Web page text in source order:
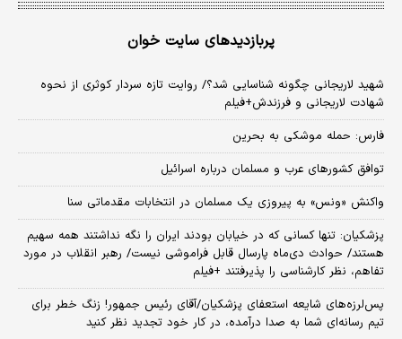
پربازدیدهای سایت خوان
شهید لاریجانی چگونه شناسایی شد؟/ روایت تازه سردار کوثری از نحوه
شهادت لاریجانی و فرزندش+فیلم
فارس: حمله موشکی به بحرین
توافق کشورهای عرب و مسلمان درباره اسرائیل
واکنش «ونس» به پیروزی یک مسلمان در انتخابات مقدماتی سنا
پزشکیان: تنها کسانی که در خیابان بودند ایران را نگه نداشتند همه سهیم
هستند/ حوادث دی‌ماه پارسال قابل فراموشی نیست/ رهبر انقلاب در مورد
تفاهم، نظر کارشناسی را پذیرفتند +فیلم
پس‌لرزه‌های شایعه استعفای پزشکیان/آقای رئیس جمهور! زنگ خطر برای
تیم رسانه‌ای شما به صدا درآمده، در کار خود تجدید نظر کنید